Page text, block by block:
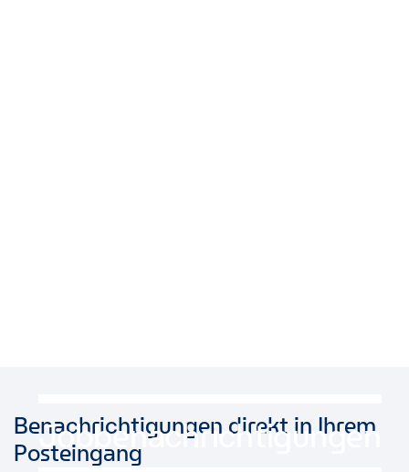
Jobbenachrichtigungen
Benachrichtigungen direkt in Ihrem
Posteingang